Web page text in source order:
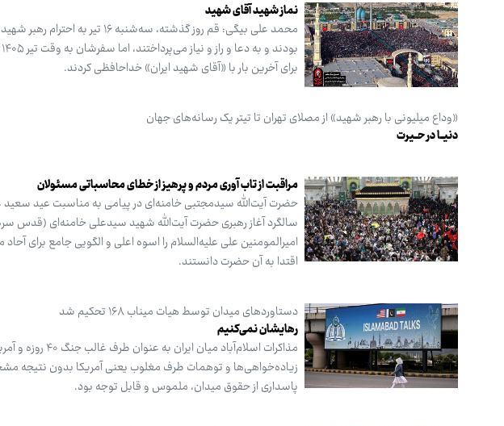
نماز شهید آقای شهید
محمد علی بیگی: قم روز گذشته،
برای آخرین بار با «آقای شهید ایران» خداحافظی کردند.
«وداع میلیونی با رهبر شهید» از مصلای تهران تا تیتر یک رسانه‌های جهان
دنیــا در حــیرت
مراقبت از تاب آوری مردم و پرهیز از خطای محاسباتی مسئولان
حضرت آیت‌الله سیدمجتبی خامنه‌ای در پیامی به مناسبت عید
سالگرد آغاز رهبری حضرت آیت‌الله شهید سیدعلی خامنه‌ای (قدس
امیرالمومنین علی علیه‌السلام را اسوه اعلی و الگویی جامع برای
اقتدا به آن حضرت دانستند.
دستاوردهای میدان توسط هیات میناب ۱۶۸ تحکیم شد
رهایشان نمی‌کنیم
مذاکرات
زیاده‌خواهی‌ها و توهمات طرف مغلوب یعنی آمریکا بدون نتیجه
پاسداری از حقوق میدان، ملموس و قابل توجه بود.